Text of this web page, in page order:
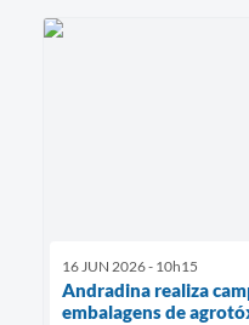
16 JUN 2026 - 10h15
Andradina realiza
embalagens de